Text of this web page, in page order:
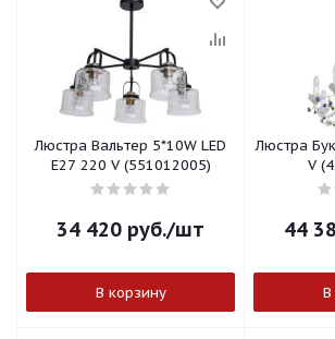
Люстра Вальтер 5*10W LED
E27 220 V (551012005)
34 420 руб./шт
В корзину
Люстра
V
44
В